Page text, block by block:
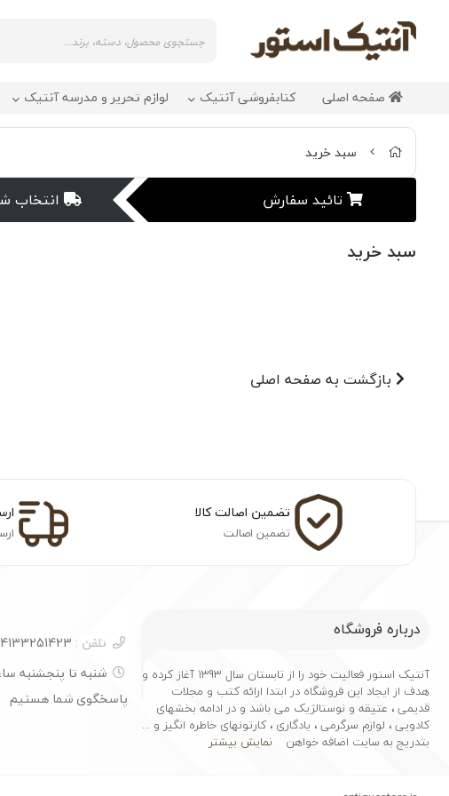
صفحه اصلی کتابفروشی آنتیک لوازم تحریر و مدرسه آنتیک
سبد خرید
تائید سفارش انتخاب
سبد خرید
بازگشت به صفحه اصلی
تضمین اصالت کالا
تضمین اصالت
درباره فروشگاه
آنتیک استور فعالیت خود را از تابستان سال 1393 آغاز کرده و
هدف از ایجاد این فروشگاه در ابتدا ارائه کتب و مجلات
قدیمی ، عتیقه و نوستالژیک می باشد و در ادامه بخشهای
کادویی ، لوازم سرگرمی ، یادگاری ، کارتونهای خاطره انگیز و ...
بتدریج به سایت اضافه خواهن
نمایش بیشتر
تلفن :
پاسخگوی شما هستیم